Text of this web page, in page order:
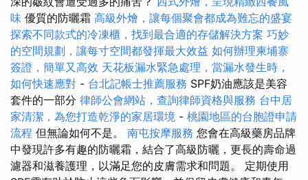
味 優質的防曬霜 高級外燴，讓每個聚會都成為難忘的盛宴
探索不同款式的冷凍櫃，找到最合適的存儲解決方案 巧妙
的空間規劃，讓每寸空間都發揮最大效益 如何辦理柬埔寨
簽證，簡單又高效 天花板漏水緊急處理，當漏水發生時，
如何快速應對 - 台北記帳士推薦服務 SPF奶油應該是美容
套件的一部分 律師公會網站，查詢律師資格與服務 台中居
家清潔，為您打造乾淨的家居環境 - 桃園地區的台胞證申請
流程 但無論如何不是。 南屯按摩服務 您會在高級藥房品牌
中發現許多有趣的防曬霜，結合了高級防曬，更長的壽命過
濾器和滋養護理，以滿足您的皮膚需求和問題。 定期使用